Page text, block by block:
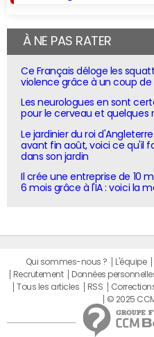
À NE PAS RATER
Ce Français déloge les
violence grâce à un coup
Les neurologues en sont
pour le cerveau et quelques
Le jardinier du roi
avant fin août, voici ce qu'il
dans son jardin
Il crée une entreprise de 10
6 mois grâce à l'IA : voici la
Qui sommes-nous ? L'équipe
Recrutement
Données
Tous les articles
RSS
© 2025